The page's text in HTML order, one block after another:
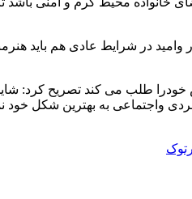
در شرایط عادی هم باید
طلب می کند تصریح کرد:
واجتماعی به بهترین شکل